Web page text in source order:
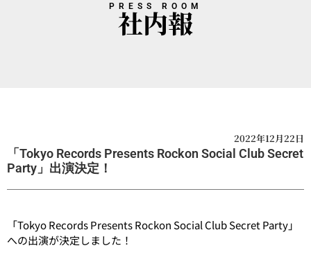
PRESS ROOM
社内報
2022年12月22日
「Tokyo Records Presents Rockon Social Club Secret
Party」出演決定！
「Tokyo Records Presents Rockon Social Club Secret Party」
への出演が決定しました！